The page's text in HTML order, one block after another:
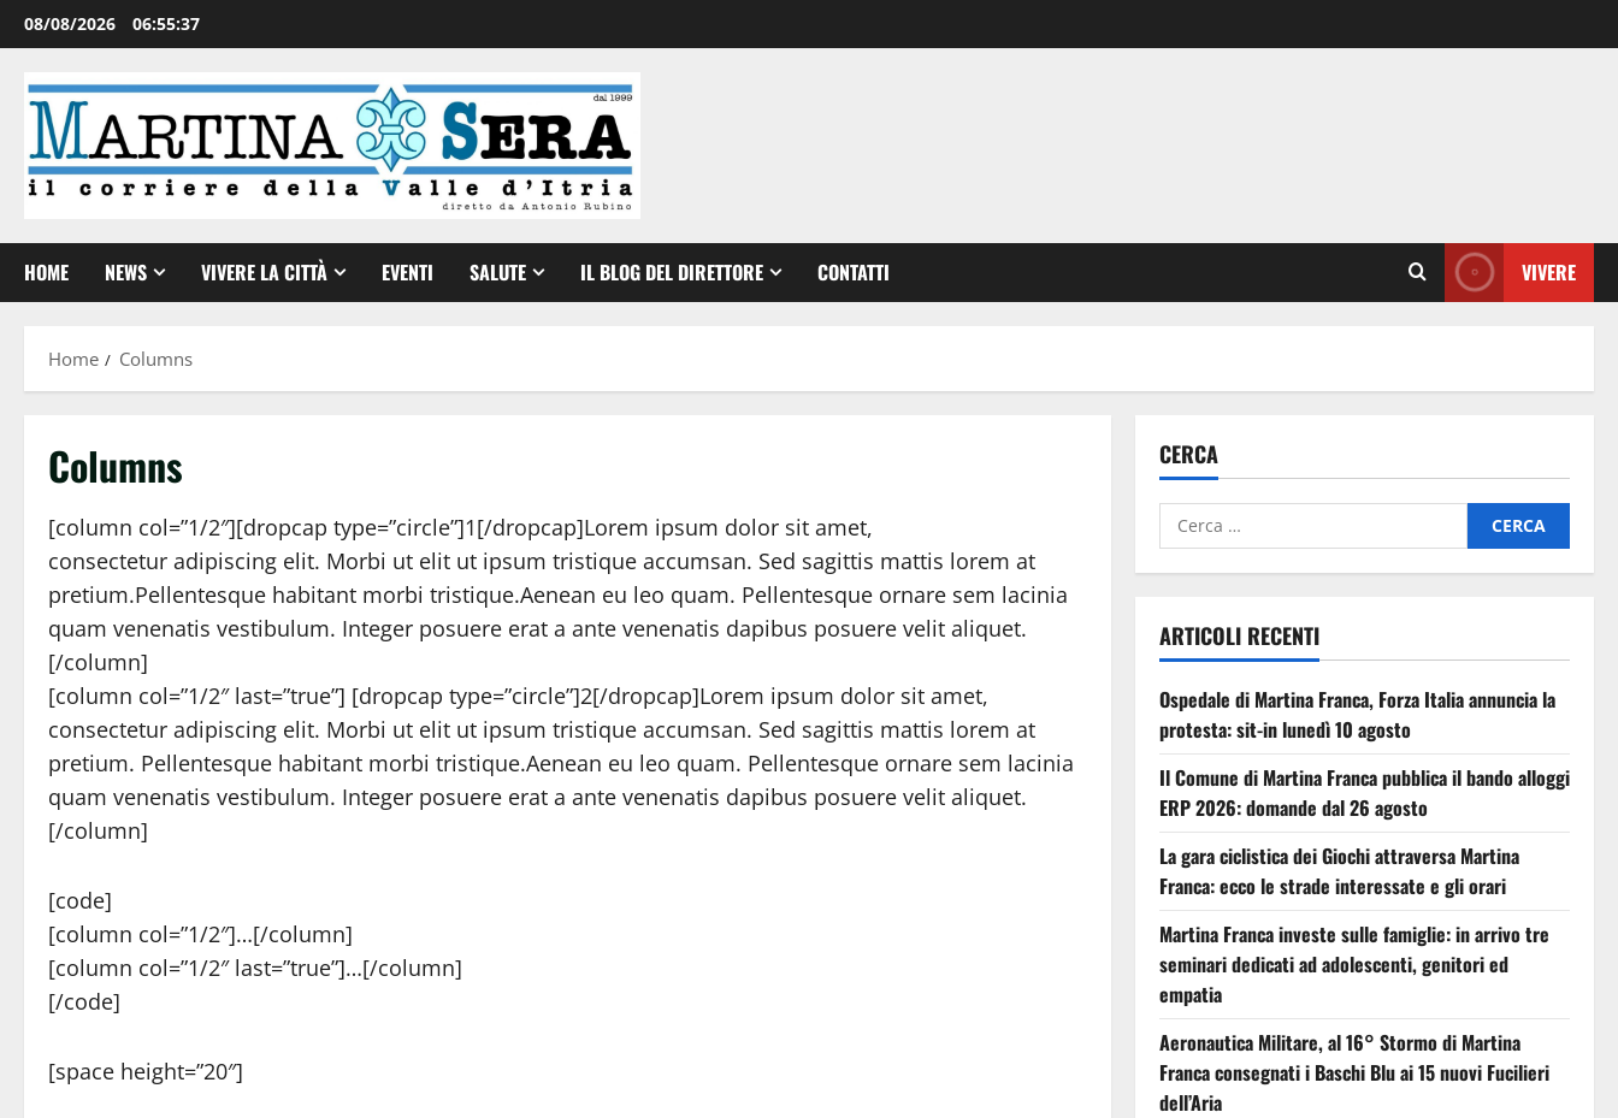
08/08/2026 06:55:38
HOME NEWS VIVERE LA CITTÀ EVENTI SALUTE IL BLOG DEL DIRETTORE CONTATTI VIVERE
Home Columns
Columns
[column col=”1/2″][dropcap type=”circle”]1[/dropcap]Lorem ipsum dolor sit amet,
consectetur adipiscing elit. Morbi ut elit ut ipsum tristique accumsan. Sed sagittis mattis lorem at
pretium.Pellentesque habitant morbi tristique.Aenean eu leo quam. Pellentesque ornare sem lacinia
quam venenatis vestibulum. Integer posuere erat a ante venenatis dapibus posuere velit aliquet.
[/column]
[column col=”1/2″ last=”true”] [dropcap type=”circle”]2[/dropcap]Lorem ipsum dolor sit amet,
consectetur adipiscing elit. Morbi ut elit ut ipsum tristique accumsan. Sed sagittis mattis lorem at
pretium. Pellentesque habitant morbi tristique.Aenean eu leo quam. Pellentesque ornare sem lacinia
quam venenatis vestibulum. Integer posuere erat a ante venenatis dapibus posuere velit aliquet.
[/column]
[code]
[column col=”1/2″]…[/column]
[column col=”1/2″ last=”true”]…[/column]
[/code]
[space height=”20″]
CERCA
ARTICOLI RECENTI
Ospedale di Martina Franca, Forza Italia annuncia la
protesta: sit-in lunedì 10 agosto
Il Comune di Martina Franca pubblica il bando alloggi
ERP 2026: domande dal 26 agosto
La gara ciclistica dei Giochi attraversa Martina
Franca: ecco le strade interessate e gli orari
Martina Franca investe sulle famiglie: in arrivo tre
seminari dedicati ad adolescenti, genitori ed
empatia
Aeronautica Militare, al 16° Stormo di Martina
Franca consegnati i Baschi Blu ai 15 nuovi Fucilieri
dell’Aria